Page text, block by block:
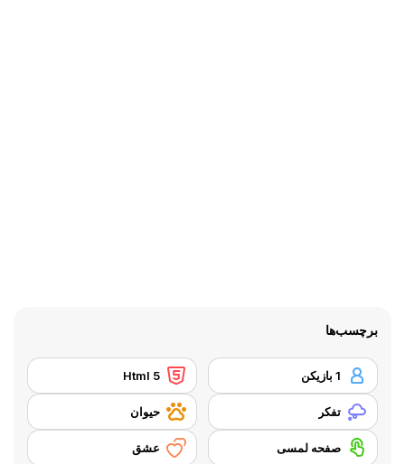
برچسب‌ها
1 بازیکن Html 5
تفکر حیوان
صفحه لمسی عشق